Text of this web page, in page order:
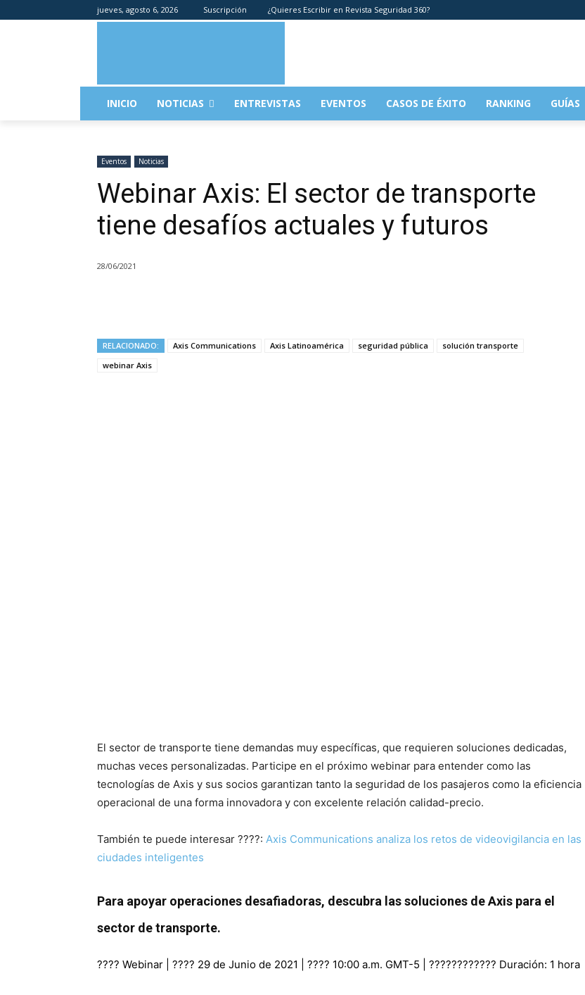
jueves, agosto 6, 2026 Suscripción ¿Quieres Escribir en Revista Seguridad 360?
INICIO NOTICIAS ENTREVISTAS EVENTOS CASOS DE ÉXITO RANKING GUÍAS
Eventos Noticias
Webinar Axis: El sector de transporte
tiene desafíos actuales y futuros
28/06/2021
RELACIONADO: Axis Communications Axis Latinoamérica seguridad pública
solución transporte
webinar Axis
El sector de transporte tiene demandas muy específicas, que requieren soluciones dedicadas,
muchas veces personalizadas. Participe en el próximo webinar para entender como las
tecnologías de Axis y sus socios garantizan tanto la seguridad de los pasajeros como la eficiencia
operacional de una forma innovadora y con excelente relación calidad-precio.
También te puede interesar ????: Axis Communications analiza los retos de videovigilancia en las
ciudades inteligentes
Para apoyar operaciones desafiadoras, descubra las soluciones de Axis para el
sector de transporte.
????️ Webinar | ???? 29 de Junio de 2021 | ???? 10:00 a.m. GMT-5 | ????????‍???? Duración: 1 hora